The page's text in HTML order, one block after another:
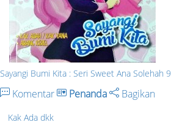
Sayangi Bumi Kita : Seri Sweet Ana Solehah 9
Komentar Penanda Bagikan
Kak Ada dkk